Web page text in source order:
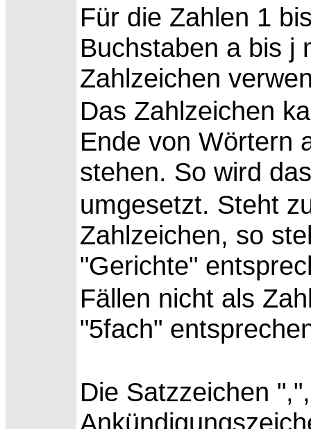
Für die Zahlen 1
Buchstaben a bis j
Zahlzeichen
Das Zahlzeichen
Ende von Wörtern
stehen. So wird
umgesetzt. Steht
Zahlzeichen, so
"Gerichte"
Fällen nicht als
"5fach"
Die Satzzeichen